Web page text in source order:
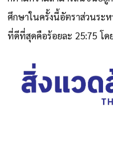
ศึกษาในครั้งนี้อัตราส่วนระ
ที่ดีที่สุดคือร้อยละ 25:75 โ